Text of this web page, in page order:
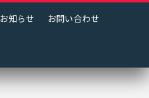
お知らせ お問い合わせ